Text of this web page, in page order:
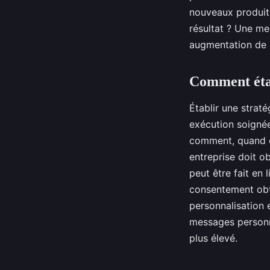
nouveaux
résultat ? Une
augmentation
Comment
Établir une
exécution
comment, quand
entreprise doit
peut être fait en
consentement
personnalisation
messages
plus élevé.